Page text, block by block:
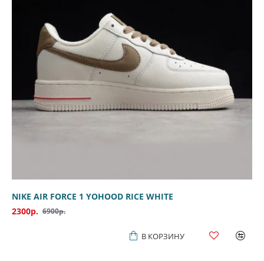
NIKE AIR FORCE 1 YOHOOD RICE WHITE
2300р. 6900р.
В КОРЗИНУ